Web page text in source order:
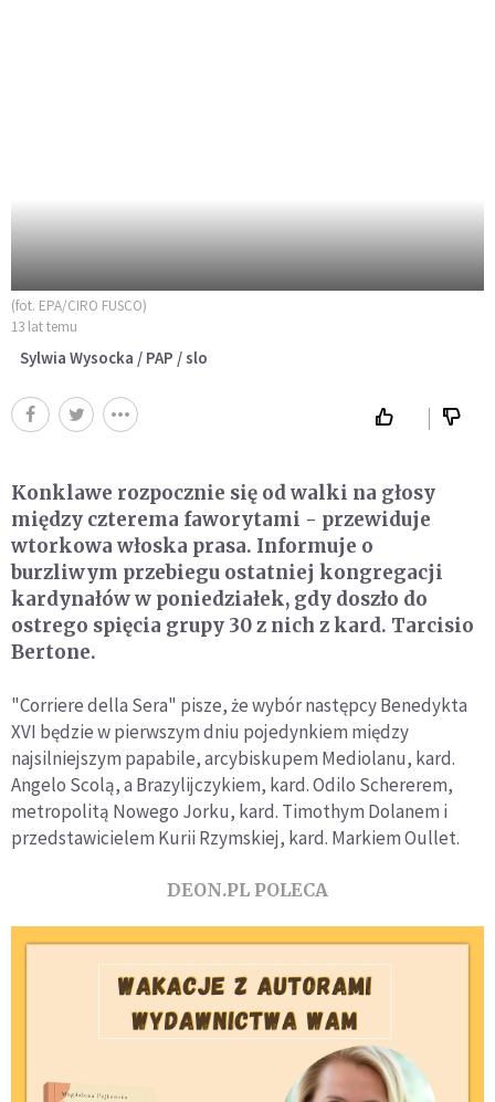
(fot. EPA/CIRO FUSCO)
13 lat temu
Sylwia Wysocka / PAP / slo
Konklawe rozpocznie się od walki na głosy
między czterema faworytami - przewiduje
wtorkowa włoska prasa. Informuje o
burzliwym przebiegu ostatniej kongregacji
kardynałów w poniedziałek, gdy doszło do
ostrego spięcia grupy 30 z nich z kard. Tarcisio
Bertone.
"Corriere della Sera" pisze, że wybór następcy Benedykta
XVI będzie w pierwszym dniu pojedynkiem między
najsilniejszym papabile, arcybiskupem Mediolanu, kard.
Angelo Scolą, a Brazylijczykiem, kard. Odilo Schererem,
metropolitą Nowego Jorku, kard. Timothym Dolanem i
przedstawicielem Kurii Rzymskiej, kard. Markiem Oullet.
DEON.PL POLECA